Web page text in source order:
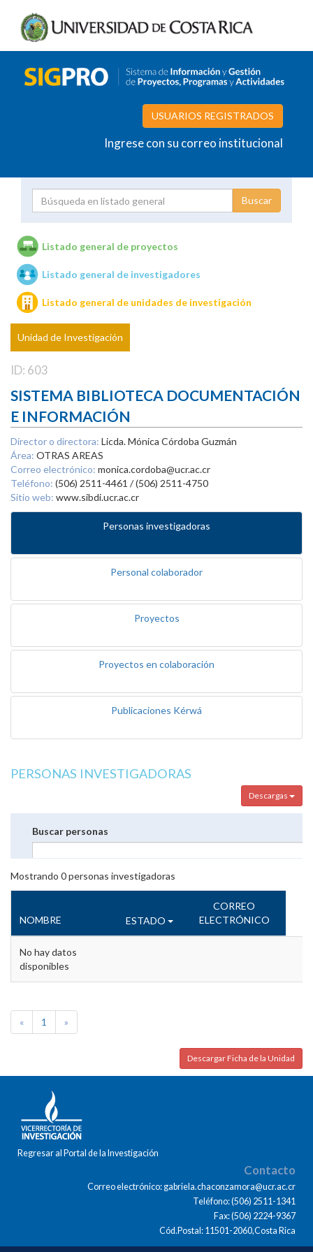
USUARIOS REGISTRADOS
Ingrese con su correo institucional
Unidades de investigación
Listado general de proyectos
Listado general de investigadores
Listado general de unidades de investigación
Unidad de Investigación
ID: 603
SISTEMA BIBLIOTECA DOCUMENTACIÓN
E INFORMACIÓN
Director o directora: Licda. Mónica Córdoba Guzmán
Área: OTRAS AREAS
Correo electrónico: monica.cordoba@ucr.ac.cr
Teléfono: (506) 2511-4461 / (506) 2511-4750
Sitio web: www.sibdi.ucr.ac.cr
Personas investigadoras
Personal colaborador
Proyectos
Proyectos en colaboración
Publicaciones Kérwá
PERSONAS INVESTIGADORAS
Descargas
Buscar personas
Mostrando 0personas investigadoras
NOMBRE ESTADO
CORREO
ELECTRÓNICO
No hay datos
disponibles
« 1 »
Descargar Ficha de la Unidad
Regresar al Portal de la Investigación
Contacto
Correo electrónico: gabriela.chaconzamora@ucr.ac.cr
Teléfono: (506) 2511-1341
Fax: (506) 2224-9367
Cód.Postal: 11501-2060,Costa Rica